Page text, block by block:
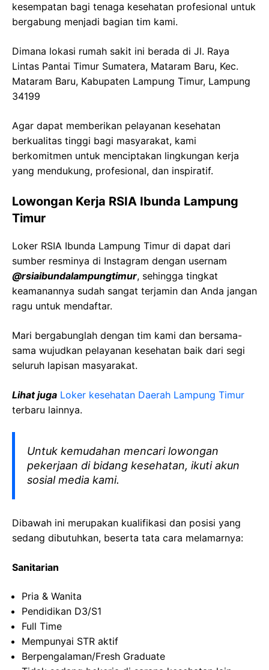
kesempatan bagi tenaga kesehatan profesional untuk
bergabung menjadi bagian tim kami.
Dimana lokasi rumah sakit ini berada di Jl. Raya
Lintas Pantai Timur Sumatera, Mataram Baru, Kec.
Mataram Baru, Kabupaten Lampung Timur, Lampung
34199
Agar dapat memberikan pelayanan kesehatan
berkualitas tinggi bagi masyarakat, kami
berkomitmen untuk menciptakan lingkungan kerja
yang mendukung, profesional, dan inspiratif.
Lowongan Kerja RSIA Ibunda Lampung
Timur
Loker RSIA Ibunda Lampung Timur di dapat dari
sumber resminya di Instagram dengan usernam
@rsiaibundalampungtimur, sehingga tingkat
keamanannya sudah sangat terjamin dan Anda jangan
ragu untuk mendaftar.
Mari bergabunglah dengan tim kami dan bersama-
sama wujudkan pelayanan kesehatan baik dari segi
seluruh lapisan masyarakat.
Lihat juga Loker kesehatan Daerah Lampung Timur
terbaru lainnya.
Untuk kemudahan mencari lowongan
pekerjaan di bidang kesehatan, ikuti akun
sosial media kami.
Dibawah ini merupakan kualifikasi dan posisi yang
sedang dibutuhkan, beserta tata cara melamarnya:
Sanitarian
Pria & Wanita
Pendidikan D3/S1
Full Time
Mempunyai STR aktif
Berpengalaman/Fresh Graduate